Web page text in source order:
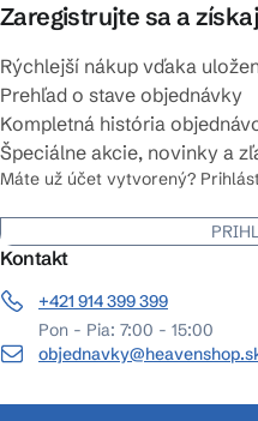
Zaregistrujte sa a
Rýchlejší nákup vďaka
Prehľad o stave objednávky
Kompletná história
Špeciálne akcie, novinky a
Máte už účet vytvorený?
Kontakt
+421 914 399 399
Pon - Pia: 7:00 - 15:00